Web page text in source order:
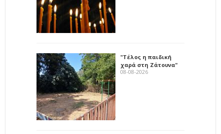
"Τέλος η παιδική
χαρά στη Ζάτουνα"
08-08-2026